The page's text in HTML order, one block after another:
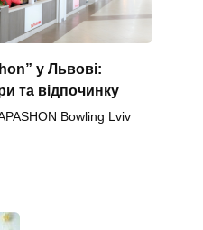
у Львові:
та відпочинку
Bowling Lviv